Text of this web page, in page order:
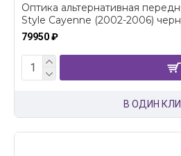
Оптика альтернативная
Style Cayenne (2002-2006)
79950 ₽
В ОДИН